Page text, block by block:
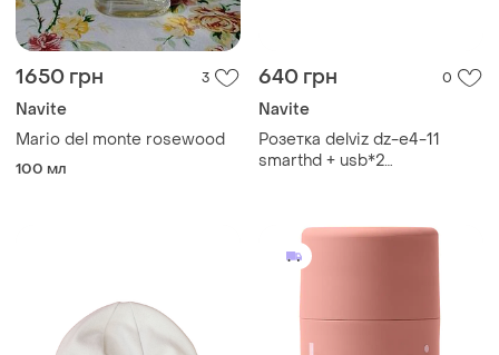
1650 грн 3
Navite
Mario del monte rosewood
100 мл
640 грн 0
Navite
Розетка delviz dz-e4-11
smarthd + usb*2
большая